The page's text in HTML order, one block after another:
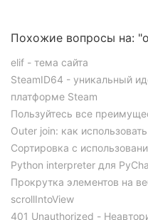
Похожие вопросы на:
elif - тема сайта
SteamID64 - уникальный
платформе Steam
Пользуйтесь все
Outer join: как
Сортировка с
Python interpreter для
Прокрутка элементов на
scrollIntoView
401 Unauthorized -